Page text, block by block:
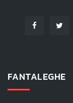
FANTALEGHE